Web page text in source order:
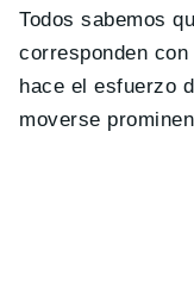
Todos sabemos
corresponden
hace el esfuerzo
moverse